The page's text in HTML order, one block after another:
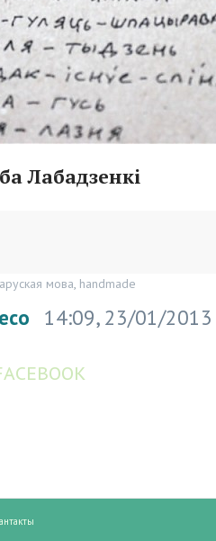
Лабадзенкі
мова handmade
14:09, 23/01/2013